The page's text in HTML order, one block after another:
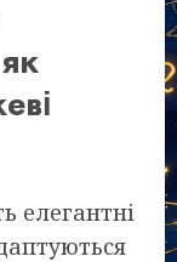
елегантні